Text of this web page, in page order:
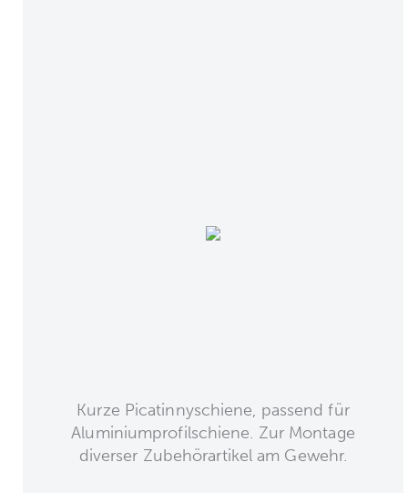
Kurze Picatinnyschiene, passend für
Aluminiumprofilschiene. Zur Montage
diverser Zubehörartikel am Gewehr.